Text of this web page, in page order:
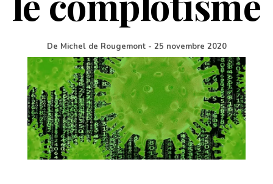
De Michel de Rougemont - 25 novembre 2020